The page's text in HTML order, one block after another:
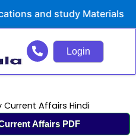
and study Materials
Login
Current Affairs Hindi
Affairs PDF